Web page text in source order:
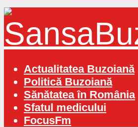
Actualitatea Buzoiană
Politică Buzoiană
Sănătatea în România
Sfatul medicului
FocusFm